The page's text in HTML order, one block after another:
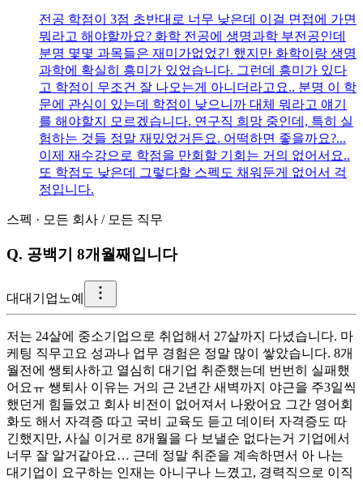
전공 학점이 3점 초반대로 너무 낮은데 이걸 면접에 가면
뭐라고 해야할까요? 화학 전공에 생명과학 부전공인데
분명 몇몇 과목들은 재미가없었긴 했지만 화학이랑 생명
과학에 확실히 흥미가 있었습니다. 그런데 흥미가 있다
고 학점이 무조건 잘 나오는게 아니더라고요.. 분명 이 학
문에 관심이 있는데 학점이 낮으니까 대체 뭐라고 얘기
를 해야할지 모르겠습니다. 연구직 희망 중인데, 특히 실
험하는 것들 정말 재밌었거든요. 어떡하면 좋을까요?...
이제 재수강으로 학점을 만회할 기회는 거의 없어서요..
또 학점도 낮은데 그렇다할 스펙도 채워둔게 없어서 걱
정입니다.
스펙 · 모든 회사 / 모든 직무
Q. 공백기 8개월째입니다
대대기업노예
저는 24살에 중소기업으로 취업해서 27살까지 다녔습니다. 마
케팅 직무고요 성과나 업무 경험은 정말 많이 쌓았습니다. 8개
월전에 쌩퇴사하고 열심히 대기업 취준했는데 번번히 실패했
어요ㅠ 쌩퇴사 이유는 거의 근 2년간 새벽까지 야근을 주3일씩
했던게 힘들었고 회사 비전이 없어져서 나왔어요 그간 영어회
화도 해서 자격증 따고 국비 교육도 듣고 데이터 자격증도 따
긴했지만, 사실 이거로 8개월을 다 보낼순 없다는거 기업에서
너무 잘 알거같아요… 근데 정말 취준을 계속하면서 아 나는
대기업이 요구하는 인재는 아니구나 느꼈고, 경력직으로 이직